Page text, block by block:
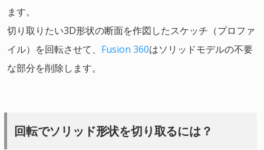
ます。
切り取りたい3D形状の断面を作図したスケッチ（プロファ
イル）を回転させて、 Fusion 360はソリッドモデルの不要
な部分を削除します。
回転でソリッド形状を切り取るには？